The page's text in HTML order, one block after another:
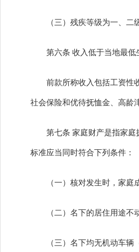
（三）残疾等级为一、二级
第六条 收入低于当地最低生
前款所称收入包括工资性收
社会保险和优待抚恤金、高龄
第七条 家庭财产是指家庭拥
标准应当同时符合下列条件：
（一）核对发生时，家庭成
（二）名下的居住用途不动
（三）名下均无机动车辆（